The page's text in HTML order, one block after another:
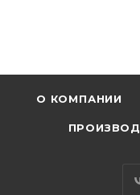
О КОМПАНИИ